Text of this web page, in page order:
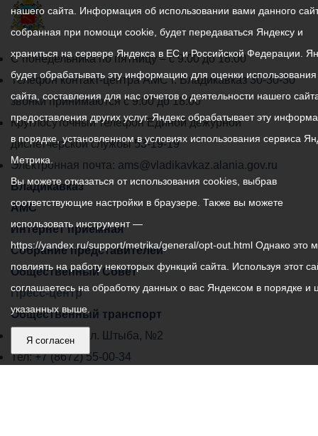
График
работы
администрации
местного
самоуправления
города
Владикавказ:
С понедельника по пятницу – с 9.00 до 18.00
Телефон контакт-центра АМС г. Владикавказ30-30-30
звонки принимаются с 9:00 до 18:00
Круглосуточный телефон Единой дежурной
диспетчерской службы53-19-19
Электронная почта: ams@vladikavkaz.alania.gov.ru
Владикавказ
АМС
Интернет приемная
Собрание представителей
Общественный Совет
Пресс-центр
Общественный транспорт
Владикавказ, пл. Штыба, №2
Тел:+7 (8672) 55-00-34
нашего сайта. Информация об использовании вами данного
собранная при помощи cookie, будет передаваться Яндексу и
храниться на сервере Яндекса в ЕС и Российской Федерации.
будет обрабатывать эту информацию для оценки
сайта, составления для нас отчетов о деятельности нашего
предоставления других услуг. Яндекс обрабатывает эту
в порядке, установленном в условиях использования сервиса
Метрика.
Вы можете отказаться от использования cookies, выбрав
соответствующие настройки в браузере. Также вы можете
использовать инструмент —
https://yandex.ru/support/metrika/general/opt-out.html Однако это
повлиять на работу некоторых функций сайта. Используя этот
соглашаетесь на обработку данных о вас Яндексом в порядке и
указанных выше.
Я согласен